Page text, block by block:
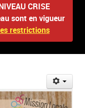
CRISE
sont en vigueur
restrictions